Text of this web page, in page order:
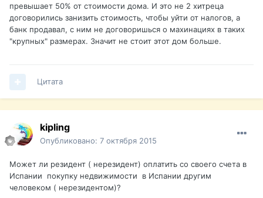
превышает 50% от стоимости дома. И это не 2 хитреца
договорились занизить стоимость, чтобы уйти от налогов, а
банк продавал, с ним не договоришься о махинациях в таких
"крупных" размерах. Значит не стоит этот дом больше.
Цитата
kipling
Опубликовано: 7 октября 2015
Может ли резидент ( нерезидент) оплатить со своего счета в
Испании покупку недвижимости в Испании другим
человеком ( нерезидентом)?